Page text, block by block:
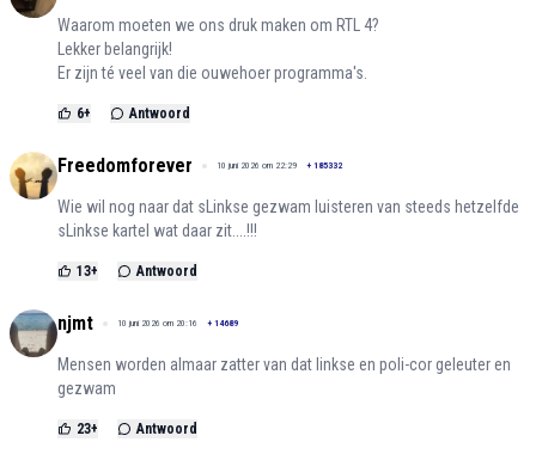
Waarom moeten we ons druk maken om RTL 4?
Lekker belangrijk!
Er zijn té veel van die ouwehoer programma's.
6+ Antwoord
Freedomforever 10 juni 2026 om 22:29 + 185332
Wie wil nog naar dat sLinkse gezwam luisteren van steeds hetzelfde
sLinkse kartel wat daar zit....!!!
13+ Antwoord
njmt 10 juni 2026 om 20:16 + 14689
Mensen worden almaar zatter van dat linkse en poli-cor geleuter en
gezwam
23+ Antwoord